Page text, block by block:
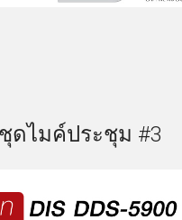
ชุดไมค์ประชุม #3